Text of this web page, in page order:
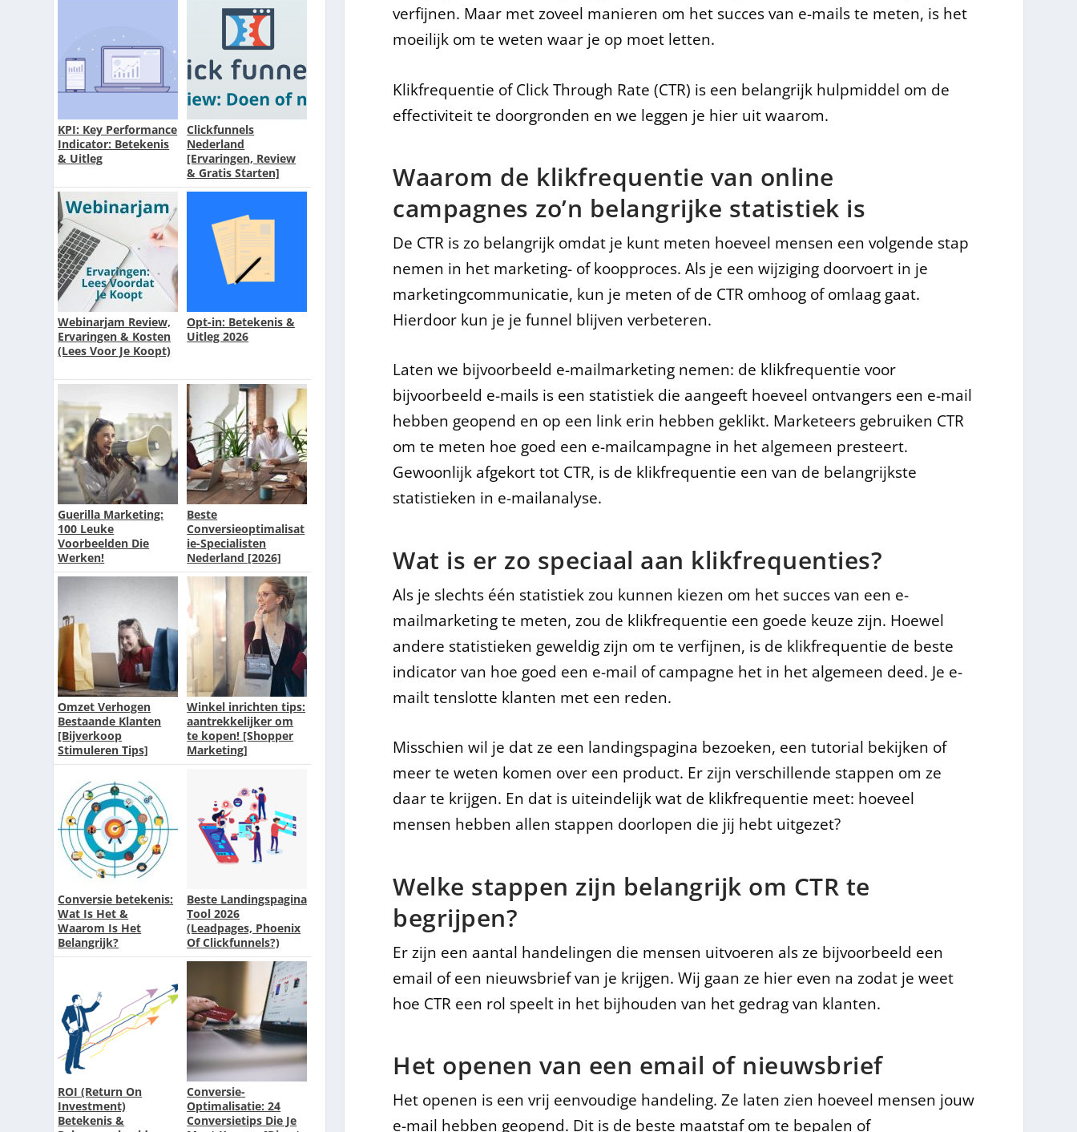
verfijnen. Maar met zoveel manieren om het succes van e-mails te meten, is het
moeilijk om te weten waar je op moet letten.
Klikfrequentie of Click Through Rate (CTR) is een belangrijk hulpmiddel om de
effectiviteit te doorgronden en we leggen je hier uit waarom.
Waarom de klikfrequentie van online
campagnes zo’n belangrijke statistiek is
De CTR is zo belangrijk omdat je kunt meten hoeveel mensen een volgende stap
nemen in het marketing- of koopproces. Als je een wijziging doorvoert in je
marketingcommunicatie, kun je meten of de CTR omhoog of omlaag gaat.
Hierdoor kun je je funnel blijven verbeteren.
Laten we bijvoorbeeld e-mailmarketing nemen: de klikfrequentie voor
bijvoorbeeld e-mails is een statistiek die aangeeft hoeveel ontvangers een e-mail
hebben geopend en op een link erin hebben geklikt. Marketeers gebruiken CTR
om te meten hoe goed een e-mailcampagne in het algemeen presteert.
Gewoonlijk afgekort tot CTR, is de klikfrequentie een van de belangrijkste
statistieken in e-mailanalyse.
Wat is er zo speciaal aan klikfrequenties?
Als je slechts één statistiek zou kunnen kiezen om het succes van een e-
mailmarketing te meten, zou de klikfrequentie een goede keuze zijn. Hoewel
andere statistieken geweldig zijn om te verfijnen, is de klikfrequentie de beste
indicator van hoe goed een e-mail of campagne het in het algemeen deed. Je e-
mailt tenslotte klanten met een reden.
Misschien wil je dat ze een landingspagina bezoeken, een tutorial bekijken of
meer te weten komen over een product. Er zijn verschillende stappen om ze
daar te krijgen. En dat is uiteindelijk wat de klikfrequentie meet: hoeveel
mensen hebben allen stappen doorlopen die jij hebt uitgezet?
Welke stappen zijn belangrijk om CTR te
begrijpen?
Er zijn een aantal handelingen die mensen uitvoeren als ze bijvoorbeeld een
email of een nieuwsbrief van je krijgen. Wij gaan ze hier even na zodat je weet
hoe CTR een rol speelt in het bijhouden van het gedrag van klanten.
Het openen van een email of nieuwsbrief
Het openen is een vrij eenvoudige handeling. Ze laten zien hoeveel mensen jouw
e-mail hebben geopend. Dit is de beste maatstaf om te bepalen of
KPI: Key Performance
Indicator: Betekenis
& Uitleg
Clickfunnels
Nederland
[Ervaringen, Review
& Gratis Starten]
Webinarjam Review,
Ervaringen & Kosten
(Lees Voor Je Koopt)
Opt-in: Betekenis &
Uitleg 2026
Guerilla Marketing:
100 Leuke
Voorbeelden Die
Werken!
Beste
Conversieoptimalisat
ie-Specialisten
Nederland [2026]
[Top 10]
Omzet Verhogen
Bestaande Klanten
[Bijverkoop
Stimuleren Tips]
Winkel inrichten tips:
aantrekkelijker om
te kopen! [Shopper
Marketing]
Conversie betekenis:
Wat Is Het &
Waarom Is Het
Belangrijk?
Beste Landingspagina
Tool 2026
(Leadpages, Phoenix
Of Clickfunnels?)
ROI (Return On
Investment)
Betekenis &
Conversie-
Optimalisatie: 24
Conversietips Die Je